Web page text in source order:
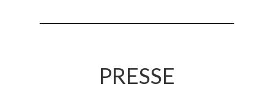
Jahresrückblick 2019
PRESSE